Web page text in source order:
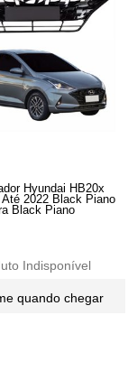
Hyundai HB20x
Até 2022 Black Piano
Black Piano
Indisponível
quando chegar